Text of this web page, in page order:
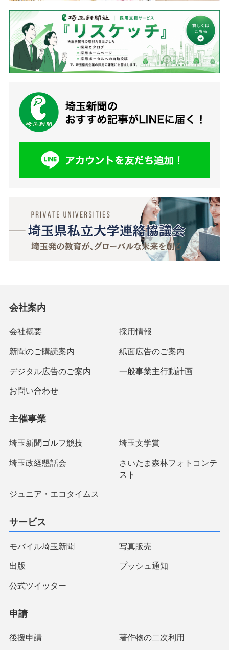
会社案内
会社概要 採用情報
新聞のご購読案内 紙面広告のご案内
デジタル広告のご案内 一般事業主行動計画
お問い合わせ
主催事業
埼玉新聞ゴルフ競技 埼玉文学賞
埼玉政経懇話会
さいたま森林フォトコンテ
スト
ジュニア・エコタイムス
サービス
モバイル埼玉新聞 写真販売
出版 プッシュ通知
公式ツイッター
申請
後援申請 著作物の二次利用